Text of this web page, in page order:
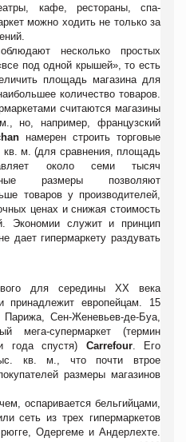
кафе, рестораны, спа-
можно ходить не только за
несколько простых
под одной крышей», то есть
площадь магазина для
количество товаров.
считаются магазины
но, например, французский
намерен строить торговые
м. (для сравнения, площадь
около семи тысяч
размеры позволяют
товаров у производителей,
ценах и снижая стоимость
Экономии служит и принцип
дает гипермаркету раздувать
для середины XX века
принадлежит европейцам. 15
Сен-Женевьев-де-Буа,
мега-супермаркет (термин
года спустя) Carrefour. Его
кв. м., что почти втрое
размеры магазинов
оспаривается бельгийцами,
сеть из трех гипермаркетов
Одергеме и Андерлехте.